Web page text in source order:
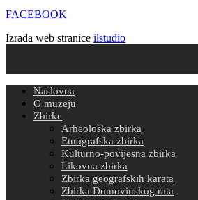
FACEBOOK
Izrada web stranice ilstudio
Naslovna
O muzeju
Zbirke
Arheološka zbirka
Etnografska zbirka
Kulturno-povijesna zbirka
Likovna zbirka
Zbirka geografskih karata
Zbirka Domovinskog rata